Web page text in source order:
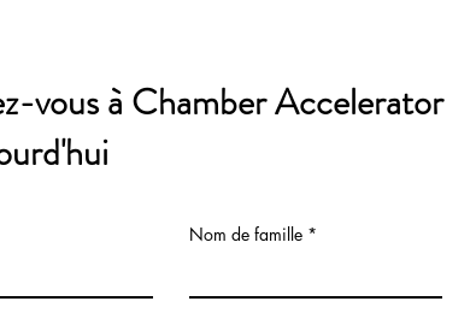
vous à Chamber Accelerator
Nom de famille